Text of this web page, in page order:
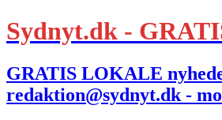
Sydnyt.dk -
GRATIS LOKALE
redaktion@sydnyt.dk -